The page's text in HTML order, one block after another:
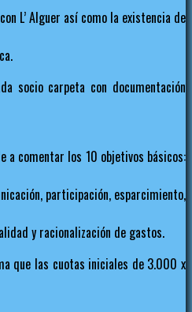
L’ Alguer así como la existencia de
socio carpeta con documentación
comentar los 10 objetivos básicos:
participación, esparcimiento,
y racionalización de gastos.
que las cuotas iniciales de 3.000 x